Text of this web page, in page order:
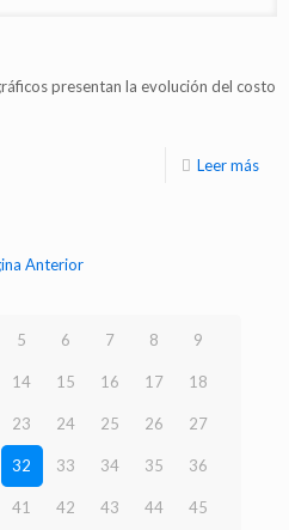
presentan la evolución del costo
Leer más
Anterior
5 6 7 8 9
14 15 16 17 18
23 24 25 26 27
32 33 34 35 36
41 42 43 44 45